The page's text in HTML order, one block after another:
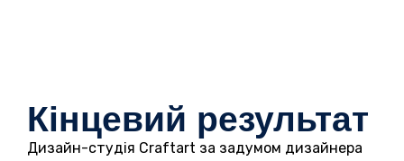
Кінцевий результат
Дизайн-студія Craftart за задумом дизайнера